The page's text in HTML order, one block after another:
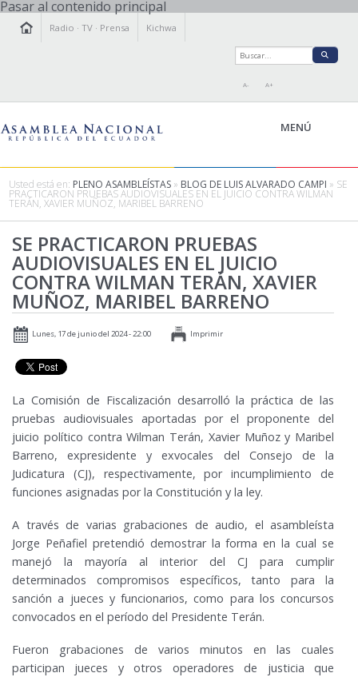
Pasar al contenido principal
Radio ·TV · Prensa Kichwa
A- A+
MENÚ
LEGISLAMOS
FISCALIZAMOS
TRANSPARENCIA
PRENSA
PARTICIPACIÓN
RELACIONES INTERNACIONALES
AGENDA
Usted está en: PLENO ASAMBLEÍSTAS » BLOG DE LUIS ALVARADO CAMPI » SE
PRACTICARON PRUEBAS AUDIOVISUALES EN EL JUICIO CONTRA WILMAN
TERÁN, XAVIER MUÑOZ, MARIBEL BARRENO
SE PRACTICARON PRUEBAS
AUDIOVISUALES EN EL JUICIO
CONTRA WILMAN TERÁN, XAVIER
MUÑOZ, MARIBEL BARRENO
Lunes, 17 de junio del 2024 - 22:00 Imprimir
La Comisión de Fiscalización desarrolló la práctica de las
pruebas audiovisuales aportadas por el proponente del
juicio político contra Wilman Terán, Xavier Muñoz y Maribel
Barreno, expresidente y exvocales del Consejo de la
Judicatura (CJ), respectivamente, por incumplimiento de
funciones asignadas por la Constitución y la ley.
A través de varias grabaciones de audio, el asambleísta
Jorge Peñafiel pretendió demostrar la forma en la cual se
manejó la mayoría al interior del CJ para cumplir
determinados compromisos específicos, tanto para la
sanción a jueces y funcionarios, como para los concursos
convocados en el período del Presidente Terán.
Fueron grabaciones de varios minutos en las cuales
participan jueces y otros operadores de justicia que